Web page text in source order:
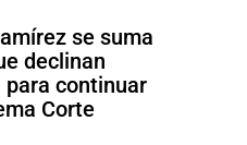
se suma
declinan
para continuar
Corte